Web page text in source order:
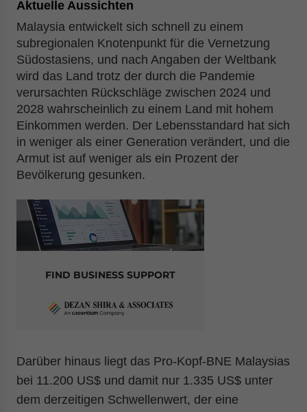
Aktuelle Aussichten
Malaysia entwickelt sich schnell zu einem
subregionalen Knotenpunkt für die Vernetzung
Südostasiens, und nach Angaben der Weltbank
wird das Land trotz der durch die Pandemie
verursachten Rückschläge zwischen 2024 und
2028 wahrscheinlich zu einem Land mit hohem
Einkommen werden. Der Lebensstandard hat sich
in weniger als einer Generation verändert, und die
Armut ist auf weniger als ein Prozent der
Bevölkerung gesunken.
FIND BUSINESS SUPPORT
Darüber hinaus liegt das Pro-Kopf-BNE Malaysias
bei 11.200 US$ und damit nur 1.335 US$ unter
dem derzeitigen Schwellenwert, der eine